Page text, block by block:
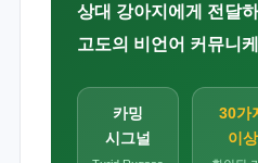
상대 강아지에게 전달
고도의 비언어 커뮤니
카밍
시그널
30가
이상